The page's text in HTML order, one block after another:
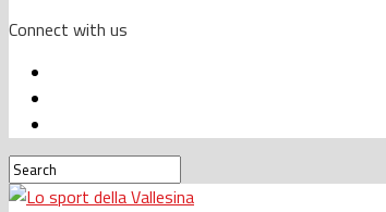
Connect with us